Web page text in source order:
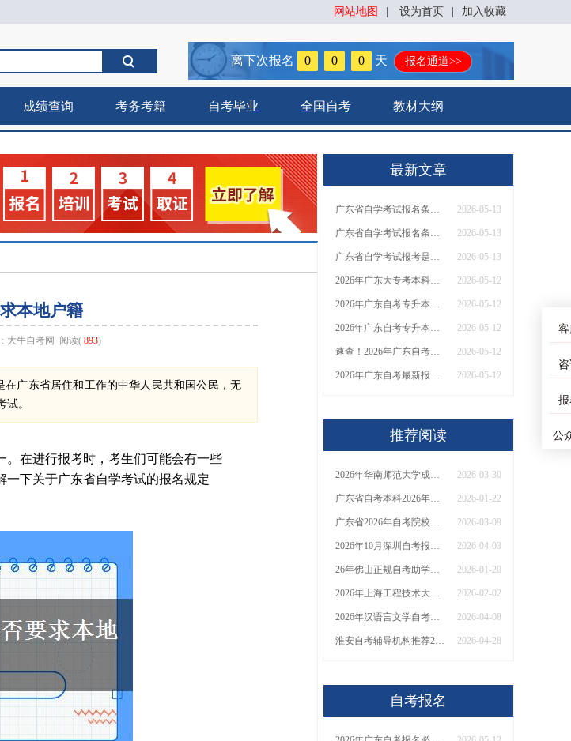
网站地图 设为首页 加入收藏
离下次报名 0 0 0 天 报名通道>>
成绩查询 考务考籍 自考毕业 全国自考 教材大纲
本地户籍
大牛自考网 阅读( 893)
广东省居住和工作的中华人民共和国公民，无
。
。在进行报考时，考生们可能会有一些
下关于广东省自学考试的报名规定
最新文章
广东省自学考试报名条件必须要居住证吗（最新政策） 2026-05-13
广东省自学考试报名条件必须要居住证吗 2026-05-13
广东省自学考试报考是否要求本地户籍 2026-05-13
2026年广东大专考本科怎么考？报考条件、流程及费用全攻略，一文搞定！ 2026-05-12
2026年广东自考专升本（适用所有专业）报考条件详解！附最新政策解读 2026-05-12
2026年广东自考专升本最新报考指南：报名条件、时间安排与费用一览！ 2026-05-12
速查！2026年广东自考官网登录入口与报名方法，一文搞定 2026-05-12
2026年广东自考最新报名指南：报名入口、详细流程与常见问题详解 2026-05-12
推荐阅读
2026年华南师范大学成人本科报名应具备哪些条件 2026-03-30
广东省自考本科2026年考试是几月几日 2026-01-22
广东省2026年自考院校有哪些专业？报考有啥限制？ 2026-03-09
2026年10月深圳自考报名时间：8月25日！附报考入口、时间线及技巧全汇总 2026-04-03
26年佛山正规自考助学点有哪些 费用|正规性|好评率一览！ 2026-01-20
2026年上海工程技术大学自考工商管理（本）考试须知：科目+入口+费用 2026-02-02
2026年汉语言文学自考毕业后能干嘛？ 2026-04-08
淮安自考辅导机构推荐2026 十大正规培训排名 2026-04-28
自考报名
公